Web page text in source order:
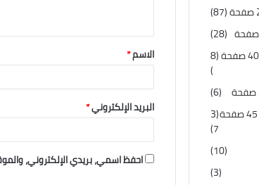
الاسم*
البريد الإلكتروني*
احفظ اسمي، بريدي الإلكتروني،
(87)
(28)
(8
)
(6)
(3
7)
(10)
(3)